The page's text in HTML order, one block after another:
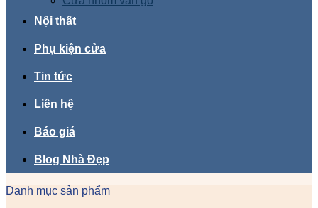
Nội thất
Phụ kiện cửa
Tin tức
Liên hệ
Báo giá
Blog Nhà Đẹp
Danh mục sản phẩm